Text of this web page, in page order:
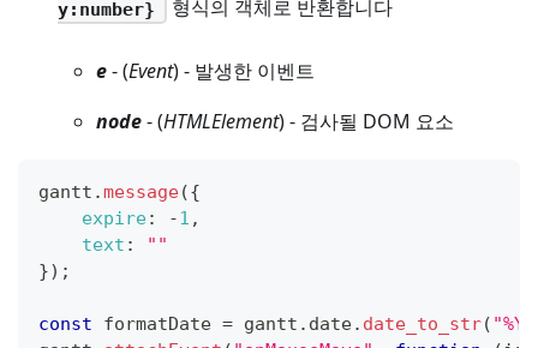
y:number}
형식의 객체로 반환합니다
e- (Event) - 발생한 이벤트
node- (HTMLElement) - 검사될 DOM 요소
gantt .message({
expire: -1 ,
text :
""
}) ;
const formatDate = gantt . date. date_to_str(